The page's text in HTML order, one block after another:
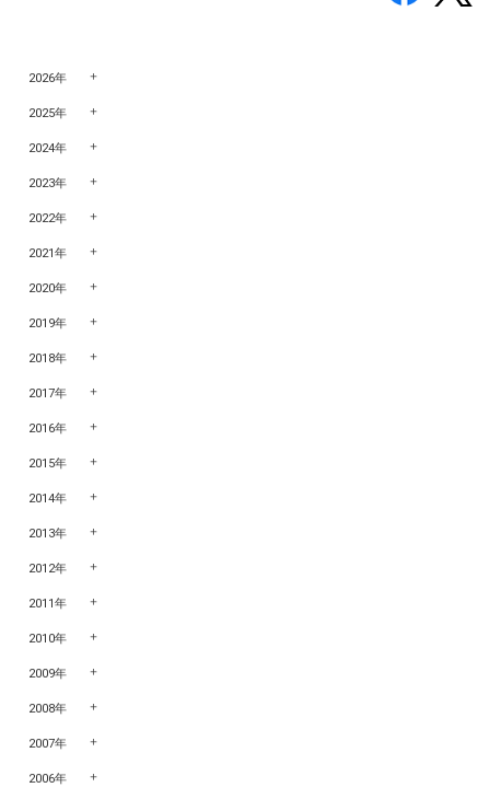
2026年
2025年
2024年
2023年
2022年
2021年
2020年
2019年
2018年
2017年
2016年
2015年
2014年
2013年
2012年
2011年
2010年
2009年
2008年
2007年
2006年